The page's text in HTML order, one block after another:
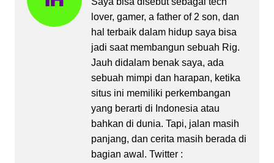
lover, gamer, a father of 2 son, dan
hal terbaik dalam hidup saya bisa
jadi saat membangun sebuah Rig.
Jauh didalam benak saya, ada
sebuah mimpi dan harapan, ketika
situs ini memiliki perkembangan
yang berarti di Indonesia atau
bahkan di dunia. Tapi, jalan masih
panjang, dan cerita masih berada di
bagian awal. Twitter :